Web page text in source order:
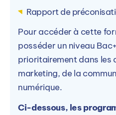
Rapport de
Pour accéder à cette
posséder un niveau
prioritairement dans les
marketing, de la
numérique.
Ci-dessous, les